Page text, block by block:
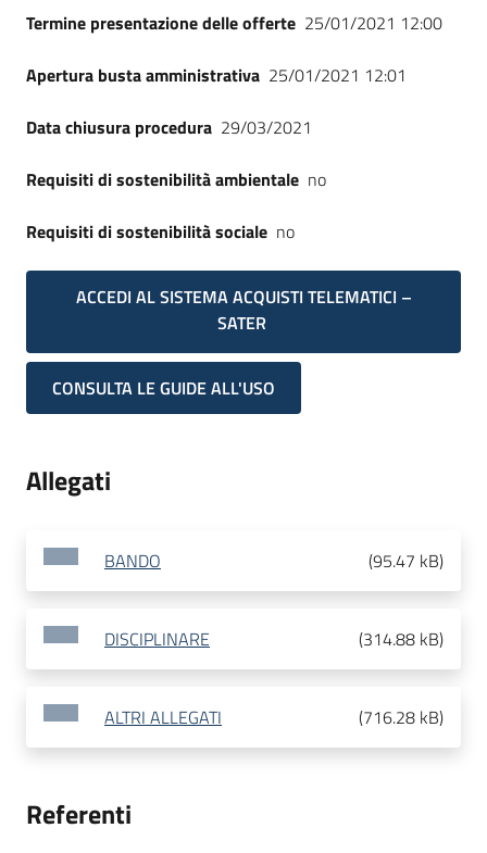
Termine presentazione delle offerte 25/01/2021 12:00
Apertura busta amministrativa 25/01/2021 12:01
Data chiusura procedura 29/03/2021
Requisiti di sostenibilità ambientale no
Requisiti di sostenibilità sociale no
ACCEDI AL SISTEMA ACQUISTI TELEMATICI –
SATER
CONSULTA LE GUIDE ALL'USO
Allegati
BANDO (95.47 kB)
DISCIPLINARE (314.88 kB)
ALTRI ALLEGATI (716.28 kB)
Referenti